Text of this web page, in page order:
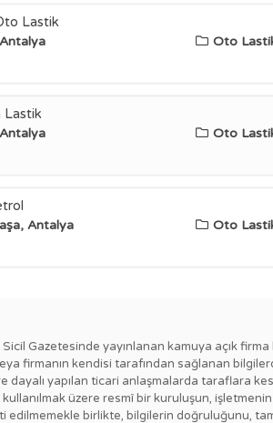
Lastik
Oto
Lastik
Oto
Antalya Oto
Gazetesinde yayınlanan kamuya açık firma
firmanın kendisi tarafından sağlanan
dayalı yapılan ticari anlaşmalarda taraflara
üzere resmî bir kuruluşun,
birlikte, bilgilerin doğruluğunu,